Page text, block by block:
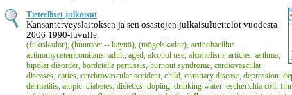
Tieteelliset julkaisut
Kansanterveyslaitoksen ja sen osastojen julkaisuluettelot vuodesta
2006 1990-luvulle.
(fuktskador) (huumeet -- käyttö) (mögelskador) actinobacillus
actinomycetemcomitans adult aged alcohol use alcoholism articles asthma
bipolar disorder bordetella pertussis burnout syndrome cardiovascular
diseases caries cerebrovascular accident child coronary disease depression
dermatitis, atopic diabetes dietetics doping drinking water escherichia coli